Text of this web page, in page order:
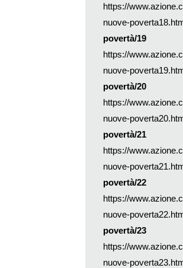
https://
nuove-
povertà/19
https://
nuove-
povertà/20
https://
nuove-
povertà/21
https://
nuove-
povertà/22
https://
nuove-
povertà/23
https://
nuove-